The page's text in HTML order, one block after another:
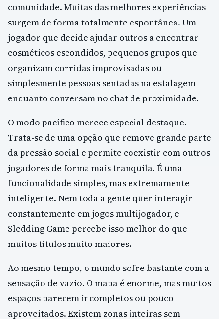
comunidade. Muitas das melhores experiências
surgem de forma totalmente espontânea. Um
jogador que decide ajudar outros a encontrar
cosméticos escondidos, pequenos grupos que
organizam corridas improvisadas ou
simplesmente pessoas sentadas na estalagem
enquanto conversam no chat de proximidade.
O modo pacífico merece especial destaque.
Trata-se de uma opção que remove grande parte
da pressão social e permite coexistir com outros
jogadores de forma mais tranquila. É uma
funcionalidade simples, mas extremamente
inteligente. Nem toda a gente quer interagir
constantemente em jogos multijogador, e
Sledding Game percebe isso melhor do que
muitos títulos muito maiores.
Ao mesmo tempo, o mundo sofre bastante com a
sensação de vazio. O mapa é enorme, mas muitos
espaços parecem incompletos ou pouco
aproveitados. Existem zonas inteiras sem